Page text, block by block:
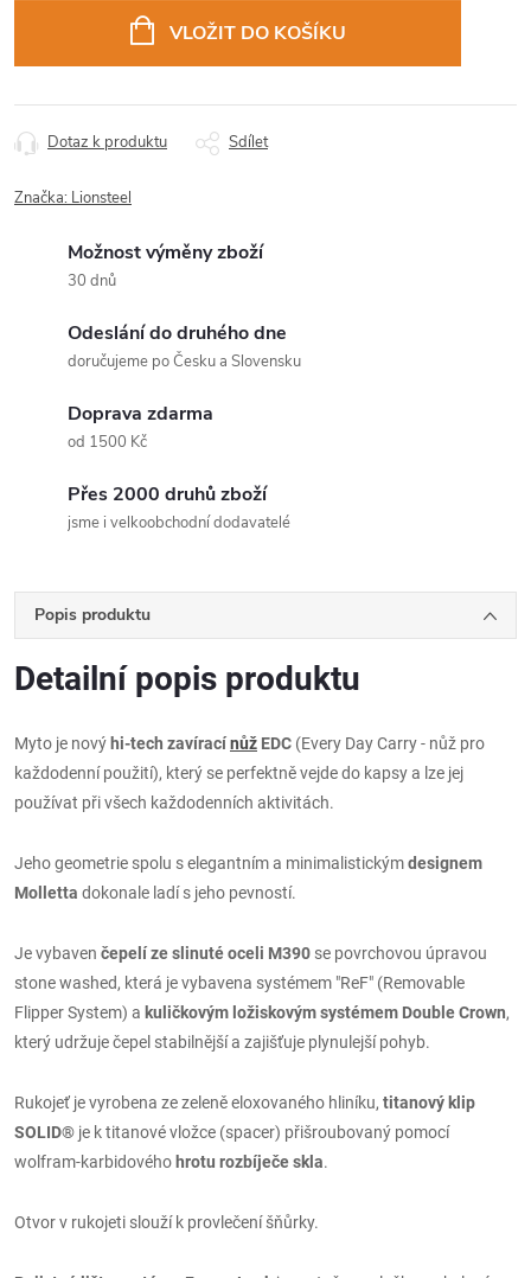
VLOŽIT DO KOŠÍKU
Dotaz k produktu Sdílet
Značka: Lionsteel
Možnost výměny zboží
30 dnů
Odeslání do druhého dne
doručujeme po Česku a Slovensku
Doprava zdarma
od 1500 Kč
Přes 2000 druhů zboží
jsme i velkoobchodní dodavatelé
Popis produktu
Detailní popis produktu
Myto je nový hi-tech zavíracínůž EDC (Every Day Carry - nůž pro
každodenní použití), který se perfektně vejde do kapsy a lze jej
používat při všech každodenních aktivitách.
Jeho geometrie spolu s elegantním a minimalistickýmdesignem
Molletta dokonale ladí s jeho pevností.
Je vybaven čepelí ze slinuté oceli M390 se povrchovou úpravou
stone washed, která je vybavena systémem "ReF" (Removable
Flipper System) a kuličkovým ložiskovým systémem Double Crown,
který udržuje čepel stabilnější a zajišťuje plynulejší pohyb.
Rukojeť je vyrobena ze zeleně eloxovaného hliníku, titanový klip
SOLID® je k titanové vložce (spacer) přišroubovaný pomocí
wolfram-karbidového hrotu rozbíječe skla.
Otvor v rukojeti slouží k provlečení šňůrky.